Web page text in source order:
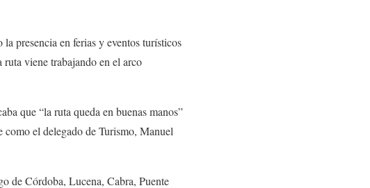
presencia en ferias y eventos turísticos
viene trabajando en el arco
que “la ruta queda en buenas manos”
como el delegado de Turismo, Manuel
de Córdoba, Lucena, Cabra, Puente